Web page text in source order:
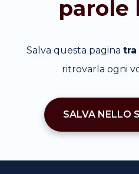
parole
Salva questa pagina
ritrovarla ogni
SALVA NELLO